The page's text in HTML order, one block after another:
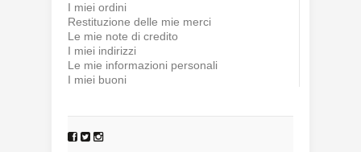
I miei ordini
Restituzione delle mie merci
Le mie note di credito
I miei indirizzi
Le mie informazioni personali
I miei buoni